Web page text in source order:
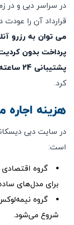
در سراسر دبی و در
قرارداد آن را عودت
می توان به رزرو
پرداخت بدون
پشتیبانی 24 ساعته و داشتن متصدی فارسی زبان
کرد.
هزینه اجاره
در سایت ­دبی
است:
گروه
برای مدل‌های
گروه
شروع می‌شود.